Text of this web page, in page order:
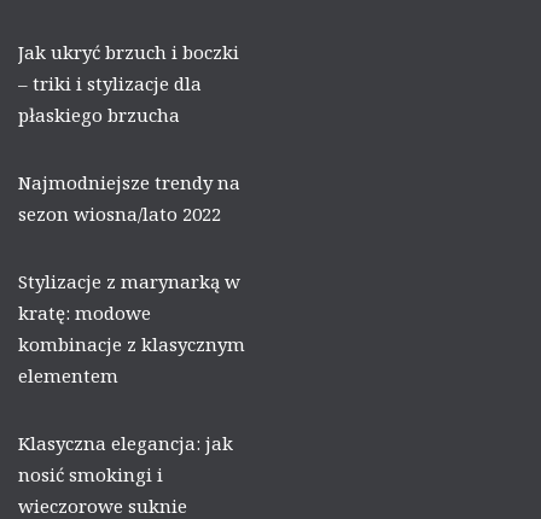
Jak ukryć brzuch i boczki
– triki i stylizacje dla
płaskiego brzucha
Najmodniejsze trendy na
sezon wiosna/lato 2022
Stylizacje z marynarką w
kratę: modowe
kombinacje z klasycznym
elementem
Klasyczna elegancja: jak
nosić smokingi i
wieczorowe suknie